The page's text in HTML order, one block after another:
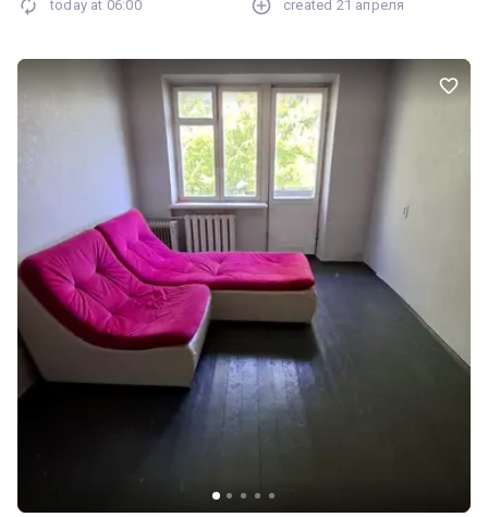
ваших послуг ріелтор Альона!
today at 06:00 created 21 апреля